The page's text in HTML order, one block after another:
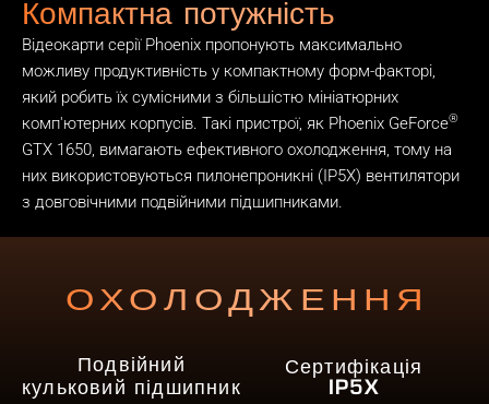
Компактна потужність
Відеокарти серії Phoenix пропонують максимально
можливу продуктивність у компактному форм-факторі,
який робить їх сумісними з більшістю мініатюрних
комп'ютерних корпусів. Такі пристрої, як Phoenix GeForce®
GTX 1650, вимагають ефективного охолодження, тому на
них використовуються пилонепроникні (IP5X) вентилятори
з довговічними подвійними підшипниками.
ОХОЛОДЖЕННЯ
Подвійний
кульковий підшипник
Сертифікація
IP5X